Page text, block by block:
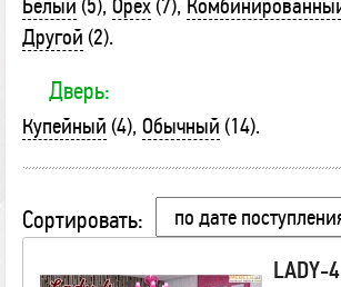
Белый (5) Орех(7)
Другой (2)
Дверь:
Купейный (4) Обычный (14)
Сортировать:
LADY-4